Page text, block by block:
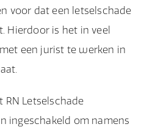
voor dat een letselschade
Hierdoor is het in veel
een jurist te werken in
RN Letselschade
ingeschakeld om namens